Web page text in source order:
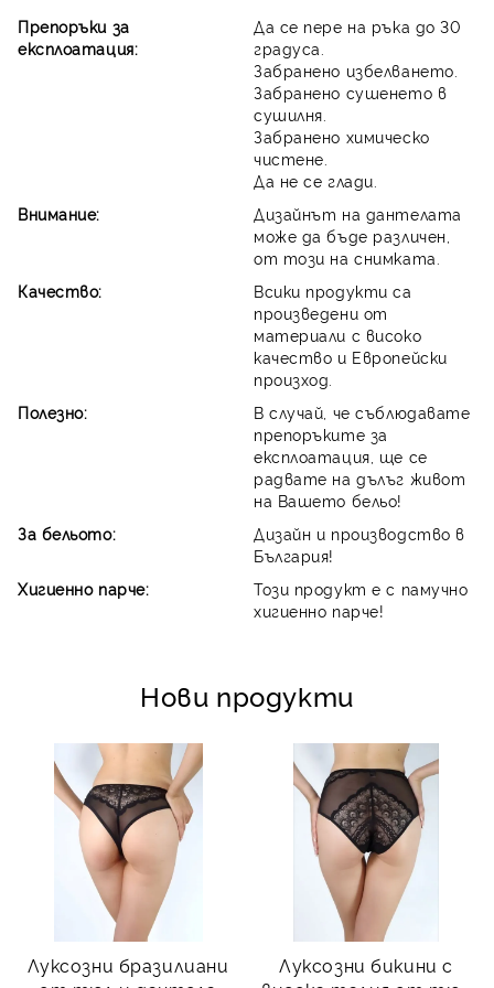
Препоръки за
експлоатация:
Да се пере на ръка до 30
градуса.
Забранено избелването.
Забранено сушенето в
сушилня.
Забранено химическо
чистене.
Да не се глади.
Внимание:
Дизайнът на дантелата
може да бъде различен,
от този на снимката.
Качество:
Всики продукти са
произведени от
материали с високо
качество и Европейски
произход.
Полезно:
В случай, че съблюдавате
препоръките за
експлоатация, ще се
радвате на дълъг живот
на Вашето бельо!
За бельото:
Дизайн и производство в
България!
Хигиенно парче:
Този продукт е с памучно
хигиенно парче!
Нови продукти
Луксозни бразилиани
Луксозни бикини с